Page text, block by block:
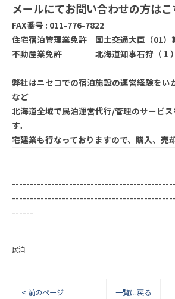
メールにてお問い合わせの方は
FAX番号 : 011-776-7822
住宅宿泊管理業免許 国土交通大臣（01）
不動産業免許 北海道知事石狩（１）
弊社はニセコでの宿泊施設の運営経験をい
など
北海道全域で民泊運営代行/管理のサービ
す。
宅建業も行なっておりますので、購入、売
------
民泊
< 前のページ 一覧に戻る